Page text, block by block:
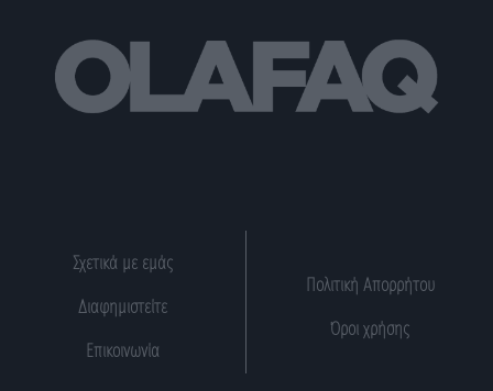
Σχετικά με εμάς
Διαφημιστείτε
Επικοινωνία
Πολιτική Απορρήτου
Όροι χρήσης